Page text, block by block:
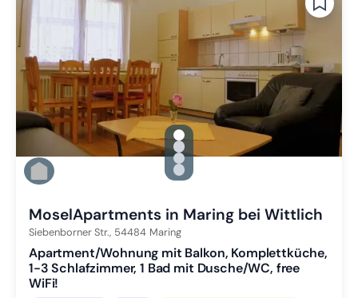
gallery.slide_selector
Zu Slide 1 wechseln
Zu Slide 2 wechseln
Zu Slide 3 wechseln
Zu Slide 4 wechseln
MoselApartments in Maring bei Wittlich
Siebenborner Str., 54484 Maring
Apartment/Wohnung mit Balkon, Komplettküche,
1-3 Schlafzimmer, 1 Bad mit Dusche/WC, free
WiFi!